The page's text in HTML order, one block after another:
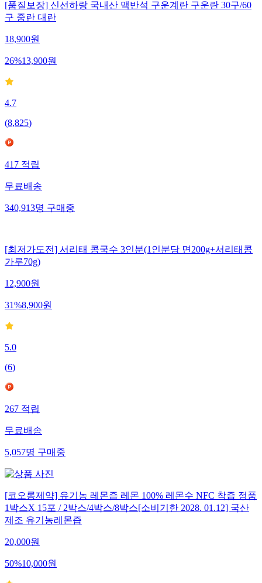
[품질보장] 신선하랑 국내산 맥반석 구운계란 구운란 30구/60
구 중란 대란
18,900원
26%13,900원
4.7
(8,825)
417 적립
무료배송
340,913명 구매중
[최저가도전] 서리태 콩국수 3인분(1인분당 면200g+서리태콩
가루70g)
12,900원
31%8,900원
5.0
(6)
267적립
무료배송
5,057명구매중
[코오롱제약] 유기농 레몬즙 레몬 100% 레몬수 NFC 착즙 정품
1박스X 15포 / 2박스/4박스/8박스[소비기한 2028. 01.12] 국산
제조 유기농레몬즙
20,000원
50%10,000원